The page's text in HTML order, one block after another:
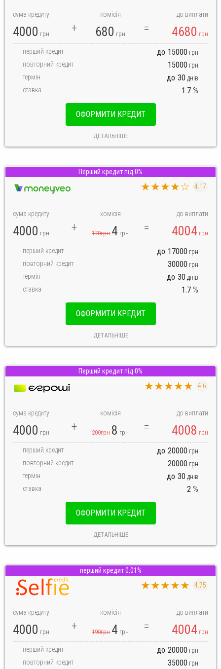
до виплати
4680 грн
сума кредиту
4000 грн
комісія
680 грн
перший кредит до 15000 грн
повторний кредит
15000 грн
термін
до 30 днів
ставка
1.7 %
ОФОРМИТИ КРЕДИТ
ДЕТАЛЬНІШЕ
★★★★☆ 4.17
до виплати
4004 грн
сума кредиту
4000 грн
комісія
170грн 4 грн
перший кредит до 17000 грн
повторний кредит
30000 грн
термін
до 30 днів
ставка
1.7 %
Перший кредит під 0%
ОФОРМИТИ КРЕДИТ
ДЕТАЛЬНІШЕ
★★★★★ 4.6
до виплати
4008 грн
сума кредиту
4000 грн
комісія
200грн 8 грн
перший кредит до 20000 грн
повторний кредит
20000 грн
термін
до 30 днів
ставка
2 %
Перший кредит під 0%
ОФОРМИТИ КРЕДИТ
ДЕТАЛЬНІШЕ
★★★★★ 4.75
до виплати
4004 грн
сума кредиту
4000 грн
комісія
190грн 4 грн
перший кредит до 20000 грн
повторний кредит
35000 грн
перший кредит 0,01%